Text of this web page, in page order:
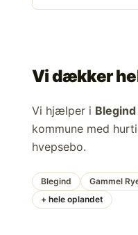
Vi dækker
Vi hjælper i Blegind
kommune med
hvepsebo.
Blegind Gammel
+ hele oplandet